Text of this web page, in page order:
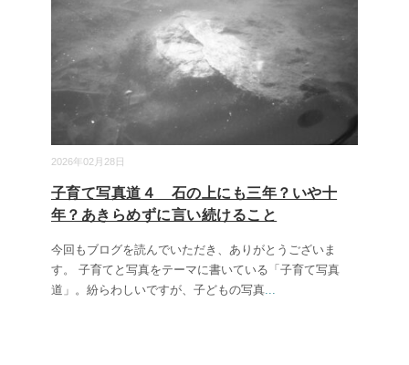
2026年02月28日
子育て写真道４ 石の上にも三年？いや十
年？あきらめずに言い続けること
今回もブログを読んでいただき、ありがとうございま
す。 子育てと写真をテーマに書いている「子育て写真
道」。紛らわしいですが、子どもの写真...